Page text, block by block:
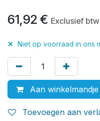
61,92 € Exclusief btw
✕ Niet op voorraad in ons
Aan
Toevoegen aan